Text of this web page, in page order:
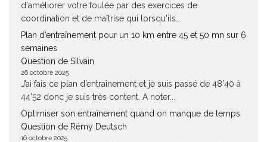
d'améliorer votre foulée par des exercices de
coordination et de maîtrise qui lorsqu'ils...
Plan d’entraînement pour un 10 km entre 45 et 50 mn sur 6
semaines
Question de Silvain
26 octobre 2025
J’ai fais ce plan d’entraînement et je suis passé de 48’40 à
44’52 donc je suis très content. A noter...
Optimiser son entraînement quand on manque de temps
Question de Rémy Deutsch
16 octobre 2025